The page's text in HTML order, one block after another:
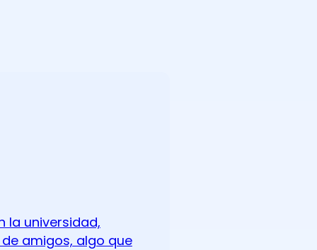
la universidad,
amigos, algo que